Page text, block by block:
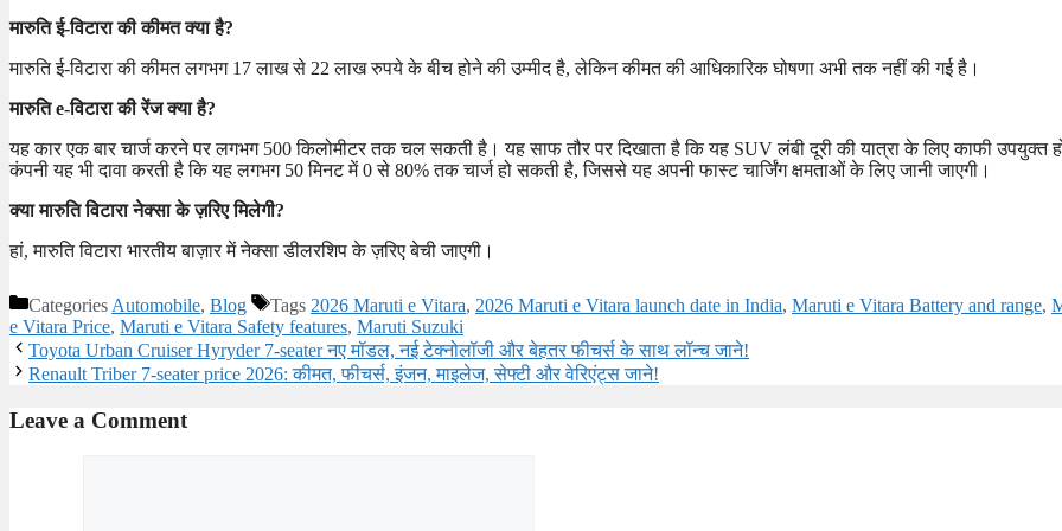
मारुति ई-विटारा की कीमत क्या है?
मारुति ई-विटारा की कीमत लगभग 17 लाख से 22 लाख रुपये के बीच होने की उम्मीद है, लेकिन कीमत की आधिकारिक घोषणा अभी तक नहीं की गई है।
मारुति e-विटारा की रेंज क्या है?
यह कार एक बार चार्ज करने पर लगभग 500 किलोमीटर तक चल सकती है। यह साफ तौर पर दिखाता है कि यह SUV लंबी दूरी की यात्रा के लिए काफी उपयुक्त
कंपनी यह भी दावा करती है कि यह लगभग 50 मिनट में 0 से 80% तक चार्ज हो सकती है, जिससे यह अपनी फास्ट चार्जिंग क्षमताओं के लिए जानी जाएगी।
क्या मारुति विटारा नेक्सा के ज़रिए मिलेगी?
हां, मारुति विटारा भारतीय बाज़ार में नेक्सा डीलरशिप के ज़रिए बेची जाएगी।
Categories Automobile, Blog Tags 2026 Maruti e Vitara, 2026 Maruti e Vitara launch date in India, Maruti e Vitara Battery and range,
e Vitara Price, Maruti e Vitara Safety features, Maruti Suzuki
Toyota Urban Cruiser Hyryder 7-seater नए मॉडल, नई टेक्नोलॉजी और बेहतर फीचर्स के साथ लॉन्च जाने!
Renault Triber 7-seater price 2026: कीमत, फीचर्स, इंजन, माइलेज, सेफ्टी और वेरिएंट्स जाने!
Leave a Comment